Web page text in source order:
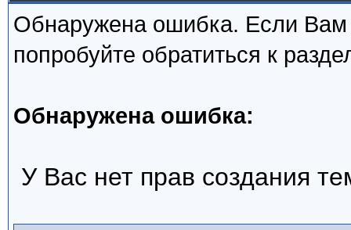
Обнаружена ошибка. Если
попробуйте обратиться к
Обнаружена ошибка:
У Вас нет прав создания